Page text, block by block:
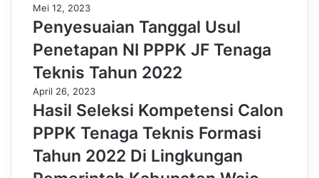
Mei 12, 2023
Penyesuaian Tanggal Usul
Penetapan NI PPPK JF Tenaga
Teknis Tahun 2022
April 26, 2023
Hasil Seleksi Kompetensi Calon
PPPK Tenaga Teknis Formasi
Tahun 2022 Di Lingkungan